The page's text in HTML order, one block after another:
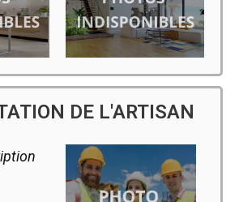
DE L'ARTISAN